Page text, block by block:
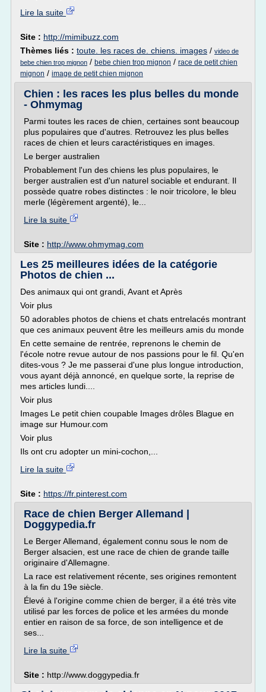
Lire la suite
Site : http://mimibuzz.com
Thèmes liés : toute. les races de. chiens. images / video de
bebe chien trop mignon / bebe chien trop mignon / race de petit chien
mignon / image de petit chien mignon
Chien : les races les plus belles du monde
- Ohmymag
Parmi toutes les races de chien, certaines sont beaucoup
plus populaires que d'autres. Retrouvez les plus belles
races de chien et leurs caractéristiques en images.
Le berger australien
Probablement l'un des chiens les plus populaires, le
berger australien est d'un naturel sociable et endurant. Il
possède quatre robes distinctes : le noir tricolore, le bleu
merle (légèrement argenté), le...
Lire la suite
Site : http://www.ohmymag.com
Les 25 meilleures idées de la catégorie
Photos de chien ...
Des animaux qui ont grandi, Avant et Après
Voir plus
50 adorables photos de chiens et chats entrelacés montrant
que ces animaux peuvent être les meilleurs amis du monde
En cette semaine de rentrée, reprenons le chemin de
l'école notre revue autour de nos passions pour le fil. Qu'en
dites-vous ? Je me passerai d'une plus longue introduction,
vous ayant déjà annoncé, en quelque sorte, la reprise de
mes articles lundi....
Voir plus
Images Le petit chien coupable Images drôles Blague en
image sur Humour.com
Voir plus
Ils ont cru adopter un mini-cochon,...
Lire la suite
Site : https://fr.pinterest.com
Race de chien Berger Allemand |
Doggypedia.fr
Le Berger Allemand, également connu sous le nom de
Berger alsacien, est une race de chien de grande taille
originaire d'Allemagne.
La race est relativement récente, ses origines remontent
à la fin du 19e siècle.
Élevé à l'origine comme chien de berger, il a été très vite
utilisé par les forces de police et les armées du monde
entier en raison de sa force, de son intelligence et de
ses...
Lire la suite
Site : http://www.doggypedia.fr